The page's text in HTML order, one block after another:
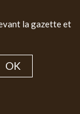
la gazette et
OK